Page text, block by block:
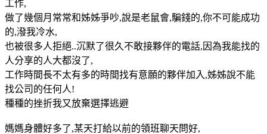
工作,
做了幾個月常常和姊姊爭吵,說是老鼠會,騙錢的,你不可能成功
的,潑我冷水,
也被很多人拒絕..沉默了很久不敢接夥伴的電話,因為我能找的
人分享的人大都沒了,
工作時間長不太有多的時間找有意願的夥伴加入,姊姊說不能
找公司的任何人!
種種的挫折我又放棄選擇逃避
媽媽身體好多了,某天打給以前的領班聊天問好,